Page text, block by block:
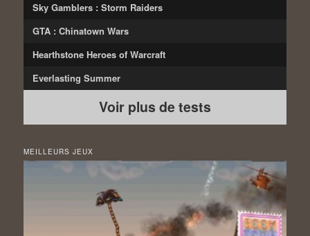
Sky Gamblers : Storm Raiders
GTA : Chinatown Wars
Hearthstone Heroes of Warcraft
Everlasting Summer
Voir plus de tests
MEILLEURS JEUX